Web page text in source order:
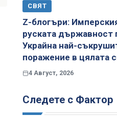
СВЯТ
Z-блогъри:
руската държавност
Украйна най-
поражение в цялата
4 Август, 2026
Следете с Фактор